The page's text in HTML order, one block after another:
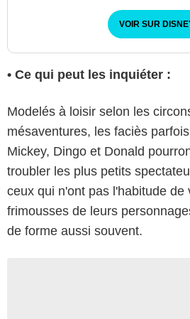
VOIR SUR
• Ce qui peut les inquiéter :
Modelés à loisir selon les
mésaventures, les faciès
Mickey, Dingo et Donald
troubler les plus petits
ceux qui n'ont pas l'habitude de
frimousses de leurs
de forme aussi souvent.